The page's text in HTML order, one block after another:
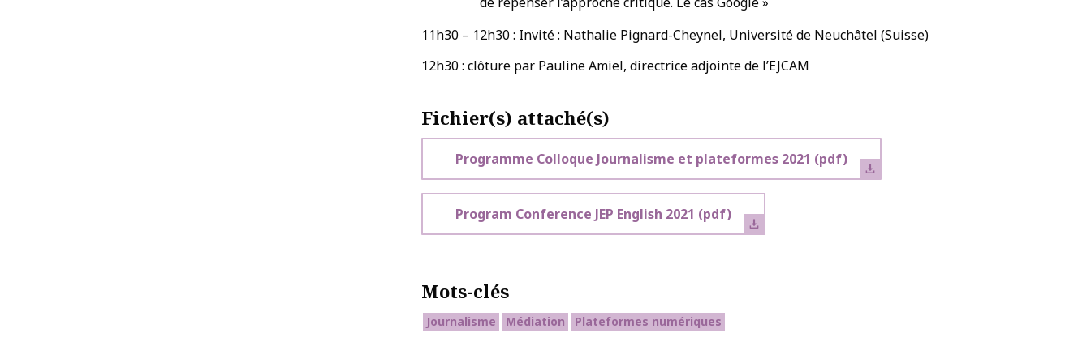
11h30 – 12h30 : Invité : Nathalie Pignard-Cheynel, Université de Neuchâtel (Suisse)
12h30 : clôture par Pauline Amiel, directrice adjointe de l’EJCAM
Fichier(s) attaché(s)
Programme Colloque Journalisme et plateformes 2021 (pdf)
Program Conference JEP English 2021 (pdf)
Mots-clés
Journalisme Médiation Plateformes numériques